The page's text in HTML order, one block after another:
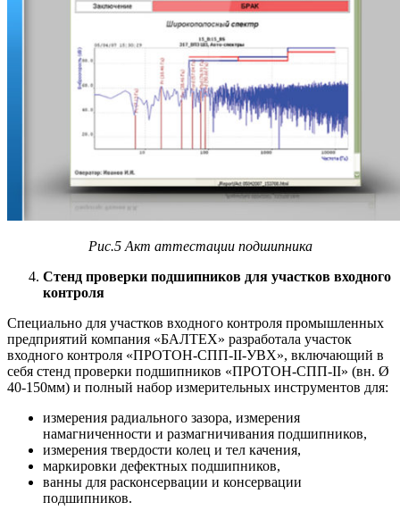
Рис.5 Акт аттестации подшипника
Стенд проверки подшипников для участков входного
контроля
Специально для участков входного контроля промышленных
предприятий компания «БАЛТЕХ» разработала участок
входного контроля «ПРОТОН-СПП-II-УВХ», включающий в
себя стенд проверки подшипников «ПРОТОН-СПП-II» (вн. Ø
40-150мм) и полный набор измерительных инструментов для:
измерения радиального зазора, измерения
намагниченности и размагничивания подшипников,
измерения твердости колец и тел качения,
маркировки дефектных подшипников,
ванны для расконсервации и консервации
подшипников.